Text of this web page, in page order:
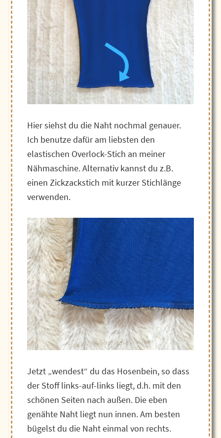
Hier siehst du die Naht nochmal genauer.
Ich benutze dafür am liebsten den
elastischen Overlock-Stich an meiner
Nähmaschine. Alternativ kannst du z.B.
einen Zickzackstich mit kurzer Stichlänge
verwenden.
Jetzt „wendest“ du das Hosenbein, so dass
der Stoff links-auf-links liegt, d.h. mit den
schönen Seiten nach außen. Die eben
genähte Naht liegt nun innen. Am besten
bügelst du die Naht einmal von rechts.